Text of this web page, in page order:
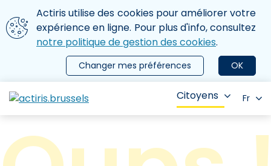
Aller au contenu principal
Nous utilisons des cookies
Actiris utilise des cookies pour améliorer votre
expérience en ligne. Pour plus d'info, consultez
notre politique de gestion des cookies.
OK
Changer mes préférences
le menu
Citoyens Fr